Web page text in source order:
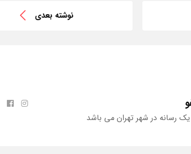
نوشته بعدی
یک رسانه در شهر تهران می باشد